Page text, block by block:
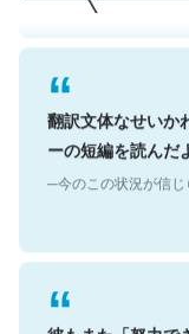
翻訳文体なせいか
ーの短編を読んだ
彼もまた「努力で